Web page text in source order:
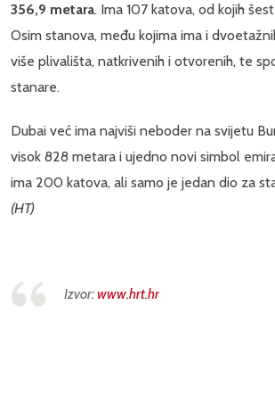
356,9 metara. Ima 107 katova, od kojih
Osim stanova, među kojima ima i
više plivališta, natkrivenih i otvorenih, te
stanare.
Dubai već ima najviši neboder na svijetu
visok 828 metara i ujedno novi simbol
ima 200 katova, ali samo je jedan dio za
(HT)
Izvor:www.hrt.hr